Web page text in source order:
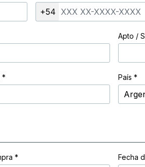
+54
Apto /
* País *
Fecha de Compra * Fecha